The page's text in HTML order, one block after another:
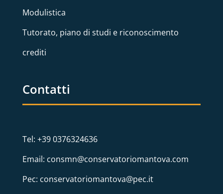
Modulistica
Tutorato, piano di studi e riconoscimento
crediti
Contatti
Tel: +39 0376324636
Email: consmn@conservatoriomantova.com
Pec: conservatoriomantova@pec.it